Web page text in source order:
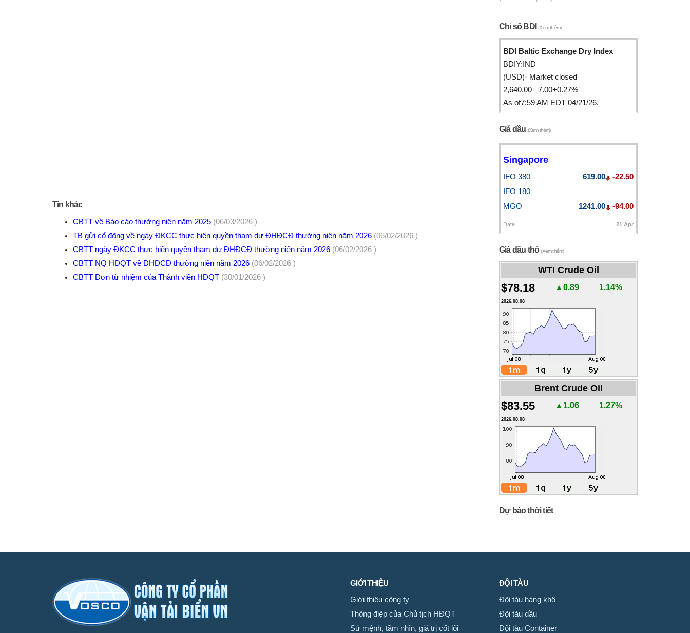
Tin khác
CBTT về Báo cáo thường niên năm 2025 (06/03/2026 )
TB gửi cổ đông về ngày ĐKCC thực hiện quyền tham dự ĐHĐCĐ thường niên năm 2026 (06/02/2026 )
CBTT ngày ĐKCC thực hiện quyền tham dự ĐHĐCĐ thường niên năm 2026 (06/02/2026 )
CBTT NQ HĐQT về ĐHĐCĐ thường niên năm 2026 (06/02/2026 )
CBTT Đơn từ nhiệm của Thành viên HĐQT (30/01/2026 )
Chỉ số BDI(Xem thêm)
BDI Baltic Exchange Dry Index
BDIY:IND
(USD)· Market closed
2,640.00 7.00+0.27%
As of7:59 AM EDT 04/21/26.
Giá dầu (Xem thêm)
Singapore
IFO 380 619.00
-22.50
IFO 180
MGO
1241.00 -94.00
Date 21 Apr
Giá dầu thô(Xem thêm)
WTI Crude Oil
$78.18 ▲0.89 1.14%
2026.08.08
Brent Crude Oil
$83.55 ▲1.06 1.27%
2026.08.08
Dự báo thời tiết
GIỚI THIỆU
Giới thiệu công ty
Thông điệp của Chủ tịch HĐQT
Sứ mệnh, tầm nhìn, giá trị cốt lõi
ĐỘI TÀU
Đội tàu hàng khô
Đội tàu dầu
Đội tàu Container